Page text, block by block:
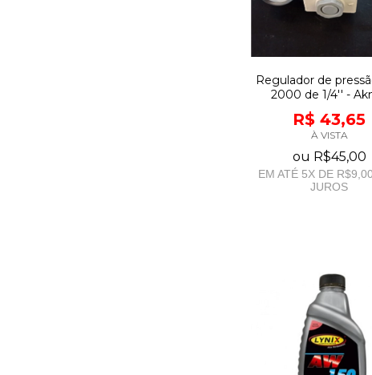
Regulador de
2000 de 1/4'' -
R$ 43,65
À VISTA
ou R$45,00
EM ATÉ 5X DE R$9,00
JUROS